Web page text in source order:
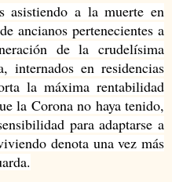
asistiendo a la muerte en
ancianos pertenecientes a
de la crudelísima
internados en residencias
la máxima rentabilidad
la Corona no haya tenido,
para adaptarse a
denota una vez más